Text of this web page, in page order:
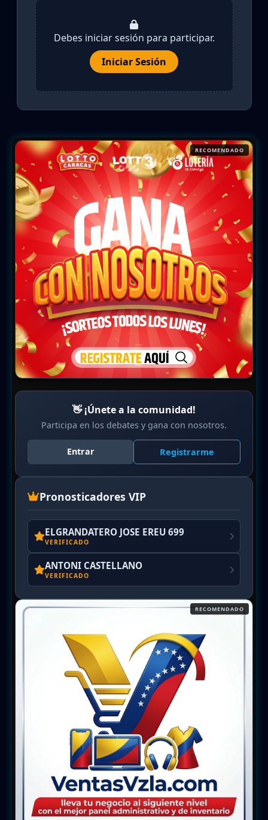
Debes iniciar sesión para participar.
Iniciar Sesión
RECOMENDADO
👋 ¡Únete a la comunidad!
Participa en los debates y gana con nosotros.
Entrar Registrarme
Pronosticadores VIP
ELGRANDATERO JOSE EREU 699
VERIFICADO
ANTONI CASTELLANO
VERIFICADO
RECOMENDADO